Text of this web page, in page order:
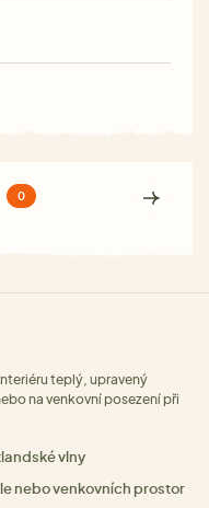
0
teplý, upravený
na venkovní posezení při
vlny
nebo venkovních prostor